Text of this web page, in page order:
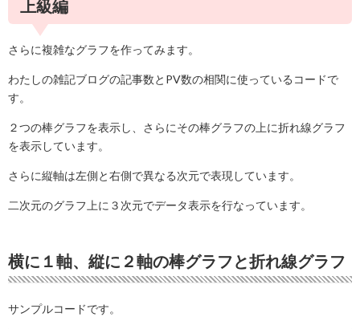
上級編
さらに複雑なグラフを作ってみます。
わたしの雑記ブログの記事数とPV数の相関に使っているコードで
す。
２つの棒グラフを表示し、さらにその棒グラフの上に折れ線グラフ
を表示しています。
さらに縦軸は左側と右側で異なる次元で表現しています。
二次元のグラフ上に３次元でデータ表示を行なっています。
横に１軸、縦に２軸の棒グラフと折れ線グラフ
サンプルコードです。